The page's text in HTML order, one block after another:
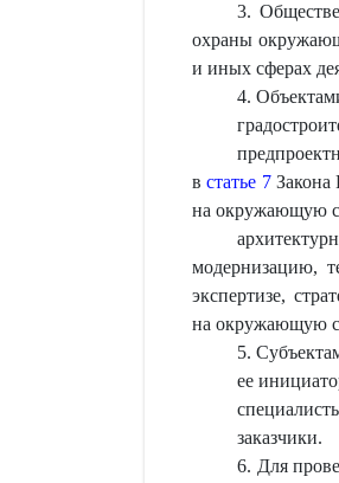
3.
охраны
и иных сферах
4.
встатье 7Закона
на окружающую
модернизацию,
экспертизе,
на окружающую
5.
ее
заказчики.
6. Для